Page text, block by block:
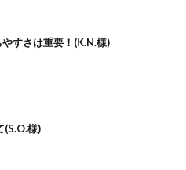
すさは重要！(K.N.様)
(S.O.様)